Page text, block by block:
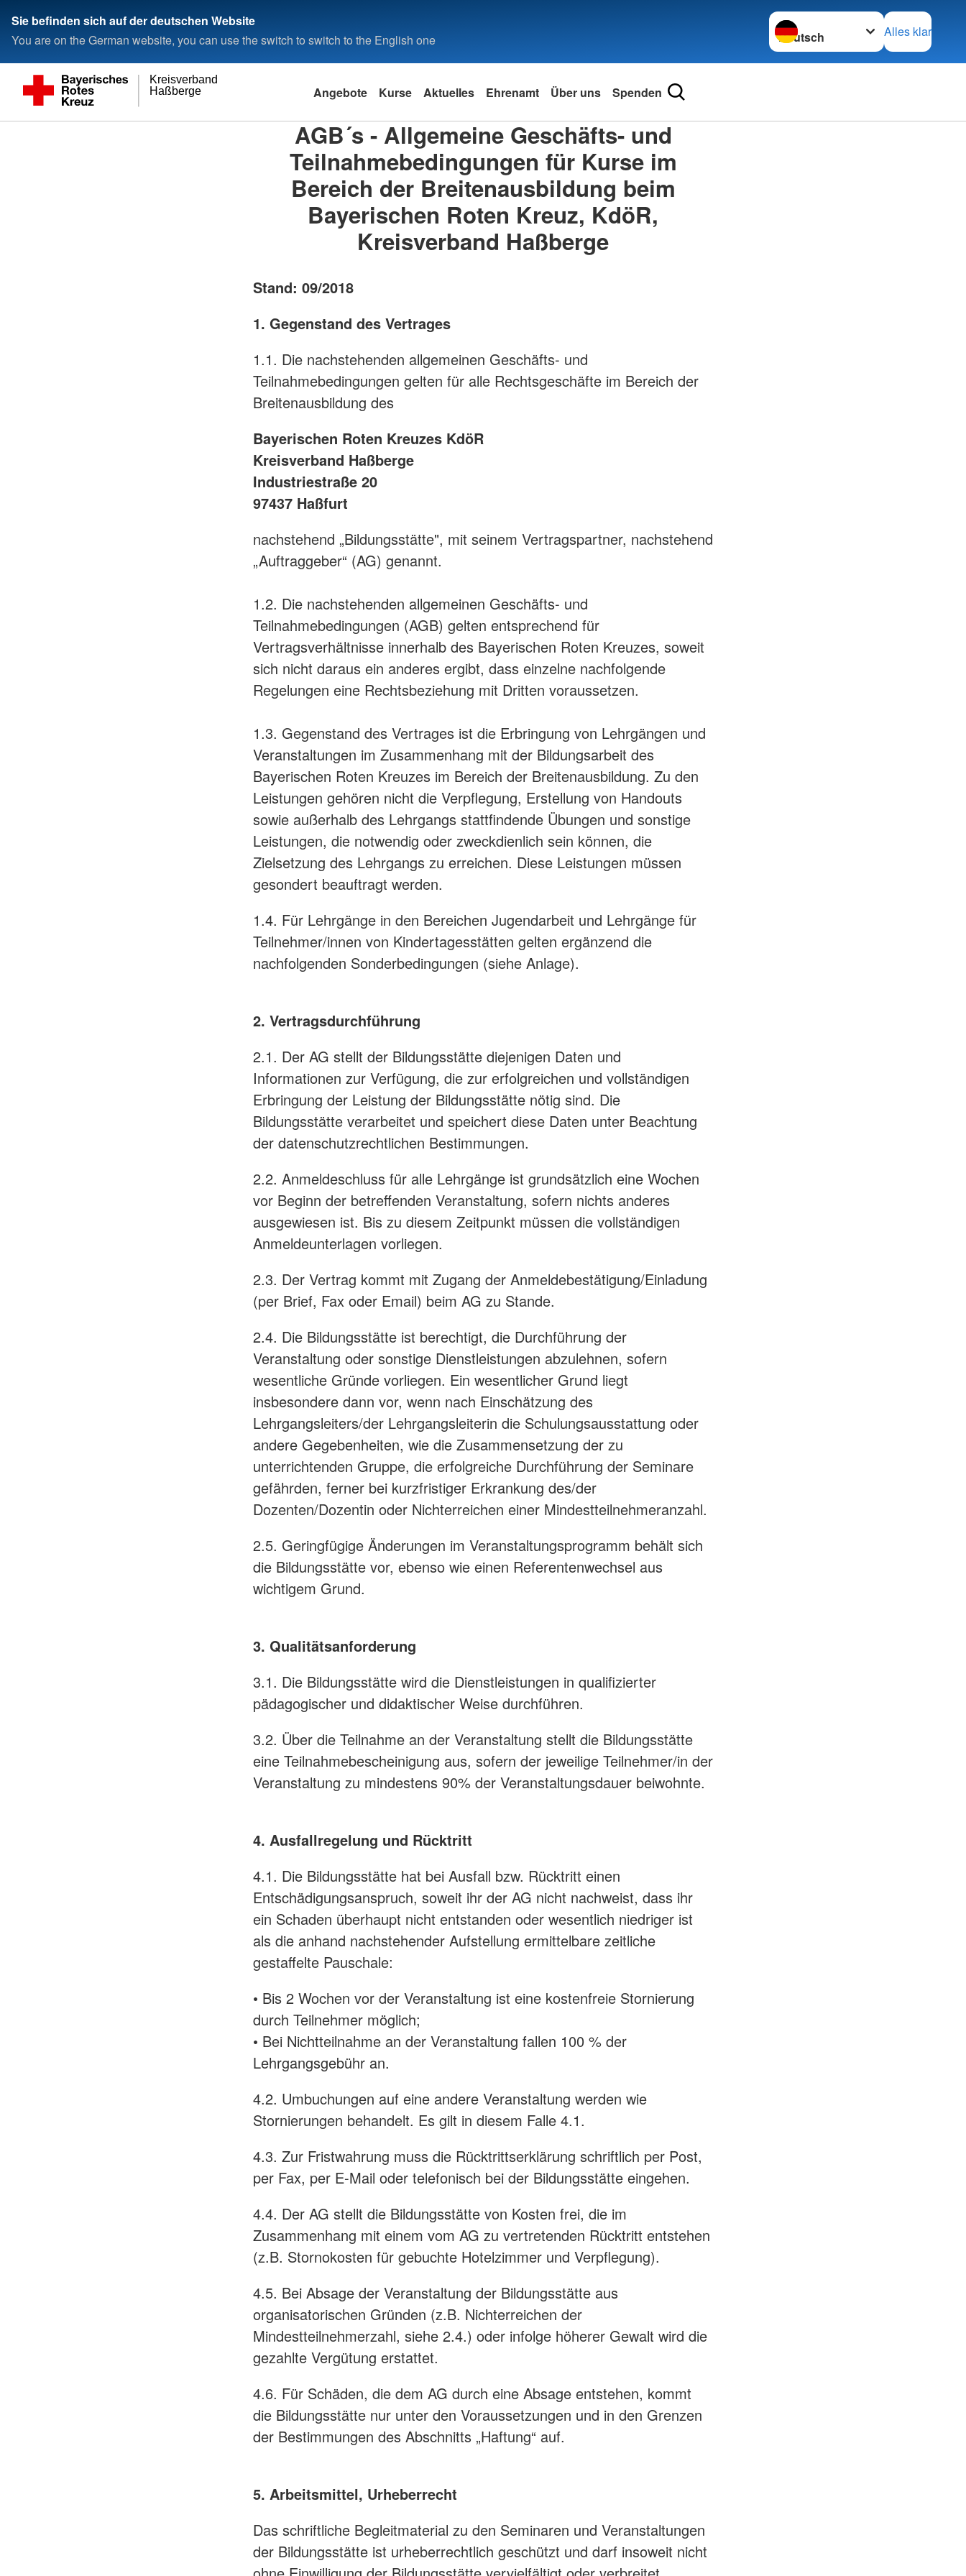
Sie befinden sich auf der deutschen Website
You are on the German website, you can use the switch to switch to the English one
Sprache wechseln zu
Alles klar
Haßberge
Kreisverband
Angebote Kurse Aktuelles Ehrenamt Über uns Spenden
AGB´s - Allgemeine Geschäfts- und
Teilnahmebedingungen für Kurse im
Bereich der Breitenausbildung beim
Bayerischen Roten Kreuz, KdöR,
Kreisverband Haßberge
Stand: 09/2018
1. Gegenstand des Vertrages
1.1. Die nachstehenden allgemeinen Geschäfts- und
Teilnahmebedingungen gelten für alle Rechtsgeschäfte im Bereich der
Breitenausbildung des
Bayerischen Roten Kreuzes KdöR
Kreisverband Haßberge
Industriestraße 20
97437 Haßfurt
nachstehend „Bildungsstätte", mit seinem Vertragspartner, nachstehend
„Auftraggeber“ (AG) genannt.
1.2. Die nachstehenden allgemeinen Geschäfts- und
Teilnahmebedingungen (AGB) gelten entsprechend für
Vertragsverhältnisse innerhalb des Bayerischen Roten Kreuzes, soweit
sich nicht daraus ein anderes ergibt, dass einzelne nachfolgende
Regelungen eine Rechtsbeziehung mit Dritten voraussetzen.
1.3. Gegenstand des Vertrages ist die Erbringung von Lehrgängen und
Veranstaltungen im Zusammenhang mit der Bildungsarbeit des
Bayerischen Roten Kreuzes im Bereich der Breitenausbildung. Zu den
Leistungen gehören nicht die Verpflegung, Erstellung von Handouts
sowie außerhalb des Lehrgangs stattfindende Übungen und sonstige
Leistungen, die notwendig oder zweckdienlich sein können, die
Zielsetzung des Lehrgangs zu erreichen. Diese Leistungen müssen
gesondert beauftragt werden.
1.4. Für Lehrgänge in den Bereichen Jugendarbeit und Lehrgänge für
Teilnehmer/innen von Kindertagesstätten gelten ergänzend die
nachfolgenden Sonderbedingungen (siehe Anlage).
2. Vertragsdurchführung
2.1. Der AG stellt der Bildungsstätte diejenigen Daten und
Informationen zur Verfügung, die zur erfolgreichen und vollständigen
Erbringung der Leistung der Bildungsstätte nötig sind. Die
Bildungsstätte verarbeitet und speichert diese Daten unter Beachtung
der datenschutzrechtlichen Bestimmungen.
2.2. Anmeldeschluss für alle Lehrgänge ist grundsätzlich eine Wochen
vor Beginn der betreffenden Veranstaltung, sofern nichts anderes
ausgewiesen ist. Bis zu diesem Zeitpunkt müssen die vollständigen
Anmeldeunterlagen vorliegen.
2.3. Der Vertrag kommt mit Zugang der Anmeldebestätigung/Einladung
(per Brief, Fax oder Email) beim AG zu Stande.
2.4. Die Bildungsstätte ist berechtigt, die Durchführung der
Veranstaltung oder sonstige Dienstleistungen abzulehnen, sofern
wesentliche Gründe vorliegen. Ein wesentlicher Grund liegt
insbesondere dann vor, wenn nach Einschätzung des
Lehrgangsleiters/der Lehrgangsleiterin die Schulungsausstattung oder
andere Gegebenheiten, wie die Zusammensetzung der zu
unterrichtenden Gruppe, die erfolgreiche Durchführung der Seminare
gefährden, ferner bei kurzfristiger Erkrankung des/der
Dozenten/Dozentin oder Nichterreichen einer Mindestteilnehmeranzahl.
2.5. Geringfügige Änderungen im Veranstaltungsprogramm behält sich
die Bildungsstätte vor, ebenso wie einen Referentenwechsel aus
wichtigem Grund.
3. Qualitätsanforderung
3.1. Die Bildungsstätte wird die Dienstleistungen in qualifizierter
pädagogischer und didaktischer Weise durchführen.
3.2. Über die Teilnahme an der Veranstaltung stellt die Bildungsstätte
eine Teilnahmebescheinigung aus, sofern der jeweilige Teilnehmer/in der
Veranstaltung zu mindestens 90% der Veranstaltungsdauer beiwohnte.
4. Ausfallregelung und Rücktritt
4.1. Die Bildungsstätte hat bei Ausfall bzw. Rücktritt einen
Entschädigungsanspruch, soweit ihr der AG nicht nachweist, dass ihr
ein Schaden überhaupt nicht entstanden oder wesentlich niedriger ist
als die anhand nachstehender Aufstellung ermittelbare zeitliche
gestaffelte Pauschale:
• Bis 2 Wochen vor der Veranstaltung ist eine kostenfreie Stornierung
durch Teilnehmer möglich;
• Bei Nichtteilnahme an der Veranstaltung fallen 100 % der
Lehrgangsgebühr an.
4.2. Umbuchungen auf eine andere Veranstaltung werden wie
Stornierungen behandelt. Es gilt in diesem Falle 4.1.
4.3. Zur Fristwahrung muss die Rücktrittserklärung schriftlich per Post,
per Fax, per E-Mail oder telefonisch bei der Bildungsstätte eingehen.
4.4. Der AG stellt die Bildungsstätte von Kosten frei, die im
Zusammenhang mit einem vom AG zu vertretenden Rücktritt entstehen
(z.B. Stornokosten für gebuchte Hotelzimmer und Verpflegung).
4.5. Bei Absage der Veranstaltung der Bildungsstätte aus
organisatorischen Gründen (z.B. Nichterreichen der
Mindestteilnehmerzahl, siehe 2.4.) oder infolge höherer Gewalt wird die
gezahlte Vergütung erstattet.
4.6. Für Schäden, die dem AG durch eine Absage entstehen, kommt
die Bildungsstätte nur unter den Voraussetzungen und in den Grenzen
der Bestimmungen des Abschnitts „Haftung“ auf.
5. Arbeitsmittel, Urheberrecht
Das schriftliche Begleitmaterial zu den Seminaren und Veranstaltungen
der Bildungsstätte ist urheberrechtlich geschützt und darf insoweit nicht